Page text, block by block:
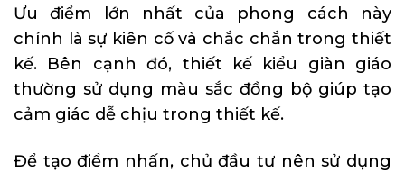
Ưu điểm lớn nhất của phong cách này
chính là sự kiên cố và chắc chắn trong thiết
kế. Bên cạnh đó, thiết kế kiểu giàn giáo
thường sử dụng màu sắc đồng bộ giúp tạo
cảm giác dễ chịu trong thiết kế.
Để tạo điểm nhấn, chủ đầu tư nên sử dụng